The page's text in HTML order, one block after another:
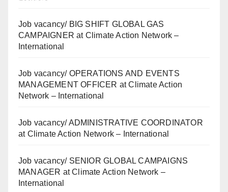
Job vacancy/ BIG SHIFT GLOBAL GAS
CAMPAIGNER at Climate Action Network –
International
Job vacancy/ OPERATIONS AND EVENTS
MANAGEMENT OFFICER at Climate Action
Network – International
Job vacancy/ ADMINISTRATIVE COORDINATOR
at Climate Action Network – International
Job vacancy/ SENIOR GLOBAL CAMPAIGNS
MANAGER at Climate Action Network –
International